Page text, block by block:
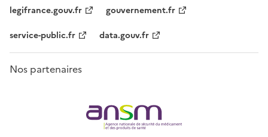
legifrance.gouv.fr
gouvernement.fr
service-public.fr
data.gouv.fr
Nos partenaires